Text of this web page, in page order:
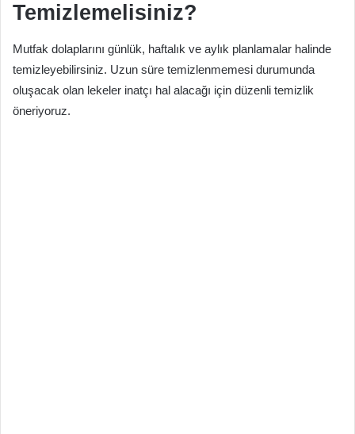
Temizlemelisiniz?
Mutfak dolaplarını günlük, haftalık ve aylık planlamalar halinde
temizleyebilirsiniz. Uzun süre temizlenmemesi durumunda
oluşacak olan lekeler inatçı hal alacağı için düzenli temizlik
öneriyoruz.